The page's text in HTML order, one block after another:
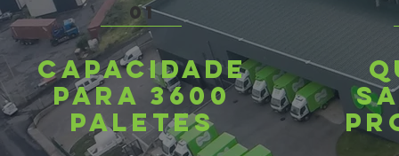
01
CAPACIDADE
PARA 3600
PALETES